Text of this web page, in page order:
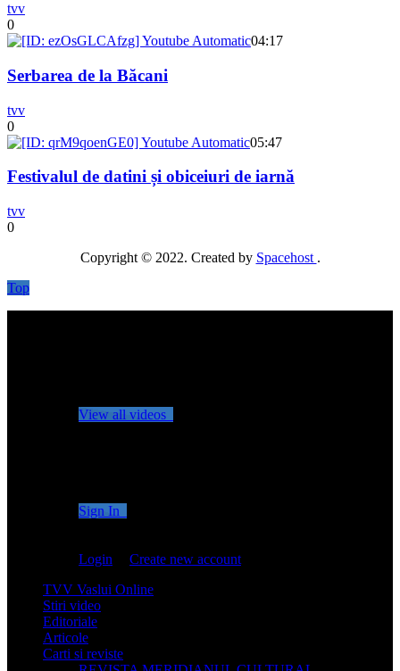
tvv
0
04:17
Serbarea de la Băcani
tvv
0
05:47
Festivalul de datini și obiceiuri de iarnă
tvv
0
Copyright © 2022. Created by Spacehost .
Top
View all videos
Sign In
Login
Create new account
TVV Vaslui Online
Stiri video
Editoriale
Articole
Carti si reviste